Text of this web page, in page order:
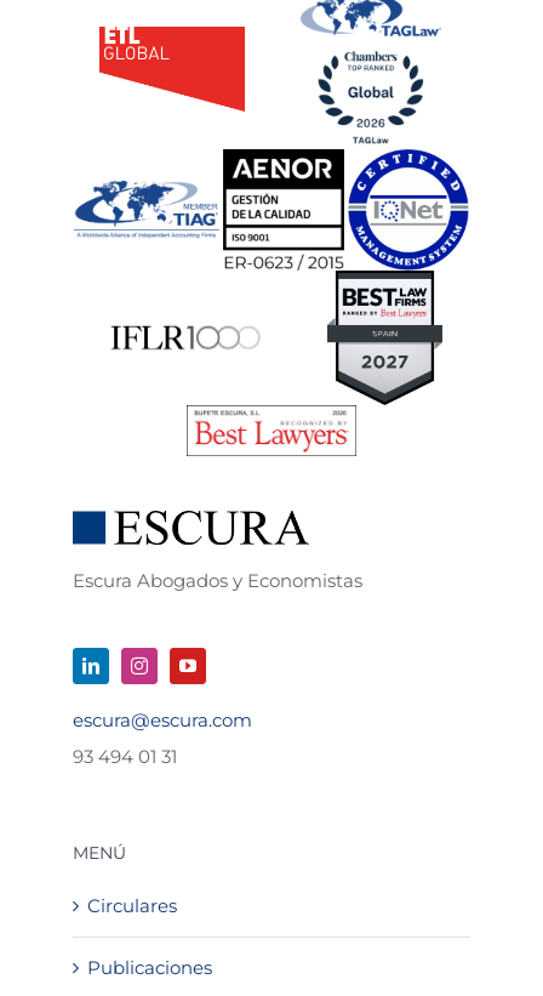
Escura Abogados y Economistas
escura@escura.com
93 494 01 31
MENÚ
Circulares
Publicaciones